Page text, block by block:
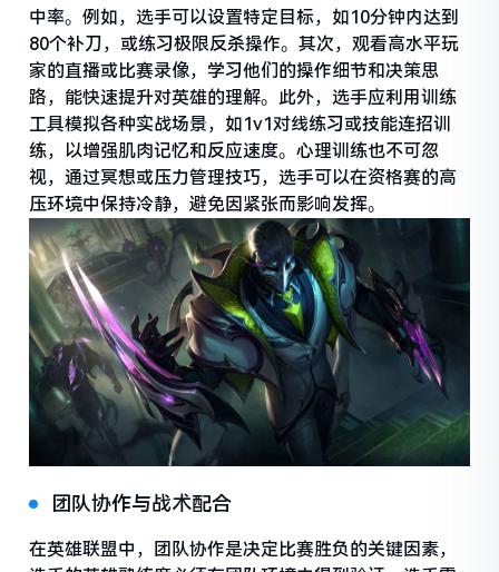
中率。例如，选手可以设置特定目标，如10分钟内达到
80个补刀，或练习极限反杀操作。其次，观看高水平玩
家的直播或比赛录像，学习他们的操作细节和决策思
路，能快速提升对英雄的理解。此外，选手应利用训练
工具模拟各种实战场景，如1v1对线练习或技能连招训
练，以增强肌肉记忆和反应速度。心理训练也不可忽
视，通过冥想或压力管理技巧，选手可以在资格赛的高
压环境中保持冷静，避免因紧张而影响发挥。
团队协作与战术配合
在英雄联盟中，团队协作是决定比赛胜负的关键因素，